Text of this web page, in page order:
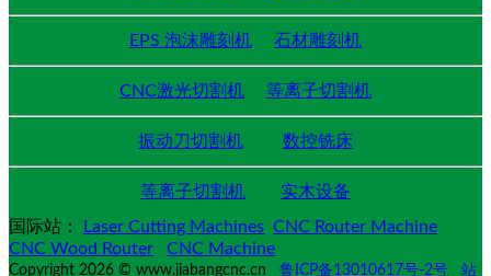
EPS 泡沫雕刻机 石材雕刻机
CNC激光切割机 等离子切割机
振动刀切割机 数控铣床
等离子切割机
实木设备
国际站：
Laser Cutting Machines CNC Router Machine
CNC Wood Router
CNC Machine
Copyright 2026 © www.jiabangcnc.cn 鲁ICP备13010617号-2号
站